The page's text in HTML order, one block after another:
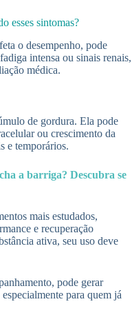
esses sintomas?
o desempenho, pode
intensa ou sinais renais,
médica.
de gordura. Ela pode
ou crescimento da
e temporários.
a barriga? Descubra se
mais estudados,
e recuperação
ativa, seu uso deve
pode gerar
para quem já